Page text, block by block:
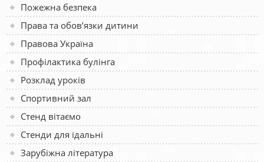
Пожежна безпека
Права та обов’язки дитини
Правова Україна
Профілактика булінга
Розклад уроків
Спортивний зал
Стенд вітаємо
Стенди для їдальні
Зарубіжна література